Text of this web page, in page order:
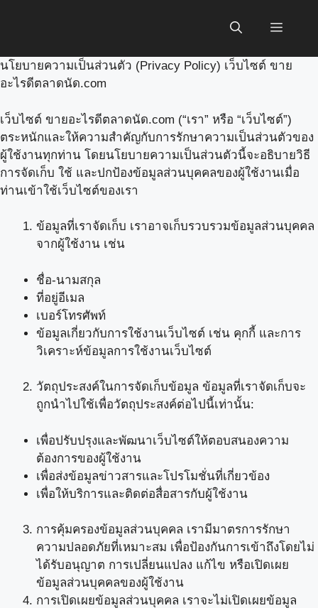
Menu
นโยบายความเป็นส่วนตัว (Privacy Policy) เว็บไซต์ ขาย
อะไรดีตลาดนัด.com
เว็บไซต์ ขายอะไรดีตลาดนัด.com (“เรา” หรือ “เว็บไซต์”)
ตระหนักและให้ความสำคัญกับการรักษาความเป็นส่วนตัวของ
ผู้ใช้งานทุกท่าน โดยนโยบายความเป็นส่วนตัวนี้จะอธิบายวิธี
การจัดเก็บ ใช้ และปกป้องข้อมูลส่วนบุคคลของผู้ใช้งานเมื่อ
ท่านเข้าใช้เว็บไซต์ของเรา
ข้อมูลที่เราจัดเก็บ เราอาจเก็บรวบรวมข้อมูลส่วนบุคคล
จากผู้ใช้งาน เช่น
ชื่อ-นามสกุล
ที่อยู่อีเมล
เบอร์โทรศัพท์
ข้อมูลเกี่ยวกับการใช้งานเว็บไซต์ เช่น คุกกี้ และการ
วิเคราะห์ข้อมูลการใช้งานเว็บไซต์
วัตถุประสงค์ในการจัดเก็บข้อมูล ข้อมูลที่เราจัดเก็บจะ
ถูกนำไปใช้เพื่อวัตถุประสงค์ต่อไปนี้เท่านั้น:
เพื่อปรับปรุงและพัฒนาเว็บไซต์ให้ตอบสนองความ
ต้องการของผู้ใช้งาน
เพื่อส่งข้อมูลข่าวสารและโปรโมชั่นที่เกี่ยวข้อง
เพื่อให้บริการและติดต่อสื่อสารกับผู้ใช้งาน
การคุ้มครองข้อมูลส่วนบุคคล เรามีมาตรการรักษา
ความปลอดภัยที่เหมาะสม เพื่อป้องกันการเข้าถึงโดยไม่
ได้รับอนุญาต การเปลี่ยนแปลง แก้ไข หรือเปิดเผย
ข้อมูลส่วนบุคคลของผู้ใช้งาน
การเปิดเผยข้อมูลส่วนบุคคล เราจะไม่เปิดเผยข้อมูล